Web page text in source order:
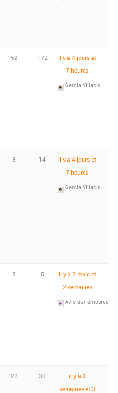
59 172
il y a 4 jours et
7 heures
Garcia Villacis
8 14
il y a 4 jours et
7 heures
Garcia Villacis
5 5
il y a 2 mois et
2 semaines
Avis aux amoureux
22 30
il y a 3
semaines et 3